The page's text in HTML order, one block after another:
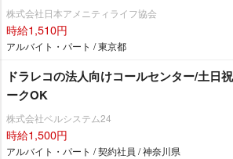
株式会社日本アメニティライフ協会
時給1,510円
アルバイト・パート / 東京都
ドラレコの法人向けコールセンター/土日
ークOK
株式会社ベルシステム24
時給1,500円
アルバイト・パート / 契約社員 / 神奈川県